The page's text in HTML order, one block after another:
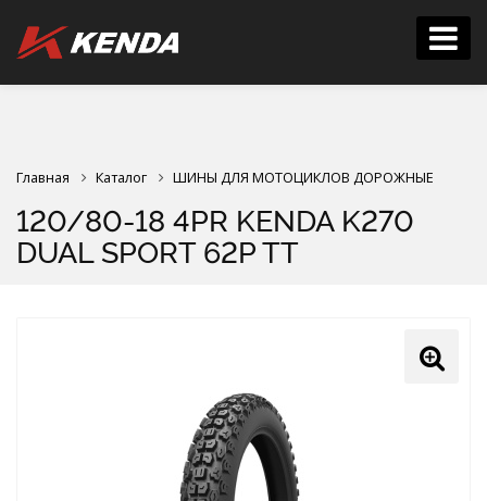
Главная Каталог ШИНЫ ДЛЯ МОТОЦИКЛОВ ДОРОЖНЫЕ
120/80-18 4PR KENDA K270
DUAL SPORT 62P TT